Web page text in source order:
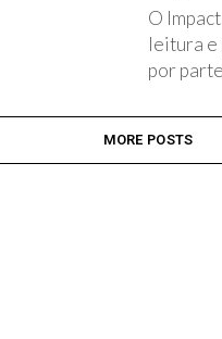
O
leitura e
por
MORE POSTS